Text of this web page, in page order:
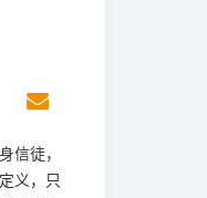
信徒，
义，只